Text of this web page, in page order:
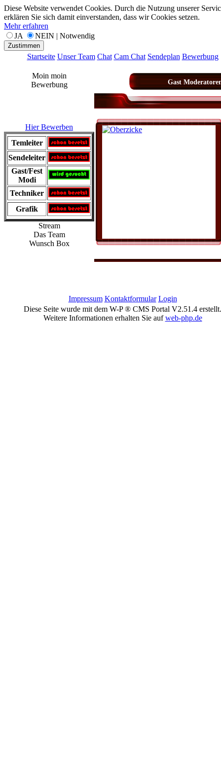
Diese Website verwendet Cookies. Durch die Nutzung unserer
erklären Sie sich damit einverstanden, dass wir Cookies setzen.
Mehr erfahren
JA
NEIN | Notwendig
Zustimmen
Startseite Unser Team Chat Cam Chat Sendeplan Bewerbung
Moin moin
Bewerbung
Hier Bewerben
Temleiter
Sendeleiter
Gast/Fest
Modi
Techniker
Grafik
Stream
Das Team
Wunsch Box
Gast
Impressum Kontaktformular Login
Diese Seite wurde mit dem W-P ® CMS Portal V2.51.4 erstellt.
Weitere Informationen erhalten Sie aufweb-php.de